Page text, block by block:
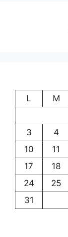
L
M
3
4
10
11
17
18
24
25
31